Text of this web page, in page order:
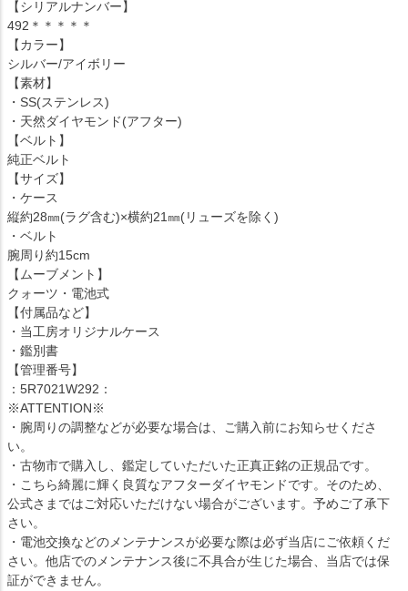
【シリアルナンバー】
492＊＊＊＊＊
【カラー】
シルバー/アイボリー
【素材】
・SS(ステンレス)
・天然ダイヤモンド(アフター)
【ベルト】
純正ベルト
【サイズ】
・ケース
縦約28㎜(ラグ含む)×横約21㎜(リューズを除く)
・ベルト
腕周り約15cm
【ムーブメント】
クォーツ・電池式
【付属品など】
・当工房オリジナルケース
・鑑別書
【管理番号】
：5R7021W292：
※ATTENTION※
・腕周りの調整などが必要な場合は、ご購入前にお知らせくださ
い。
・古物市で購入し、鑑定していただいた正真正銘の正規品です。
・こちら綺麗に輝く良質なアフターダイヤモンドです。そのため、
公式さまではご対応いただけない場合がございます。予めご了承下
さい。
・電池交換などのメンテナンスが必要な際は必ず当店にご依頼くだ
さい。他店でのメンテナンス後に不具合が生じた場合、当店では保
証ができません。